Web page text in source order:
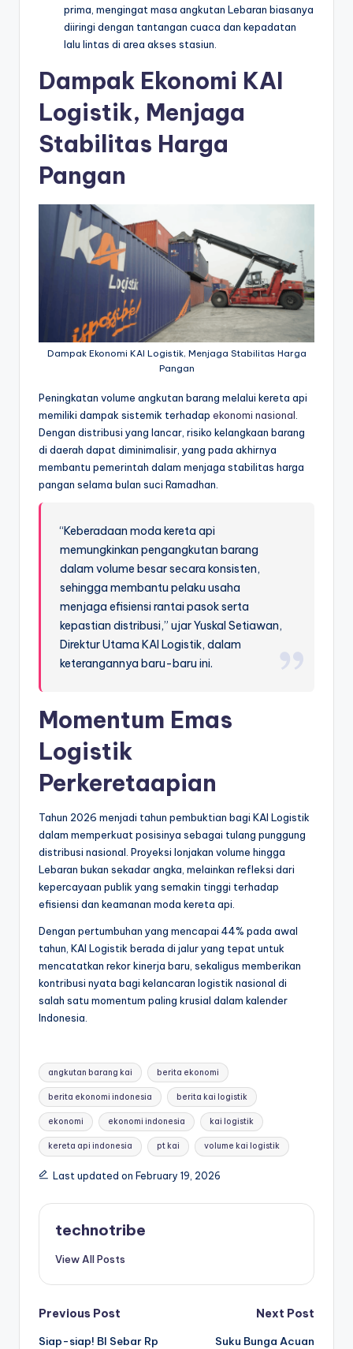
prima, mengingat masa angkutan Lebaran biasanya
diiringi dengan tantangan cuaca dan kepadatan
lalu lintas di area akses stasiun.
Dampak Ekonomi KAI
Logistik, Menjaga
Stabilitas Harga
Pangan
Dampak Ekonomi KAI Logistik, Menjaga Stabilitas Harga
Pangan
Peningkatan volume angkutan barang melalui kereta api
memiliki dampak sistemik terhadap ekonomi nasional
Dengan distribusi yang lancar, risiko kelangkaan barang
di daerah dapat diminimalisir, yang pada akhirnya
membantu pemerintah dalam menjaga stabilitas harga
pangan selama bulan suci Ramadhan.
“Keberadaan moda kereta api
memungkinkan pengangkutan barang
dalam volume besar secara konsisten,
sehingga membantu pelaku usaha
menjaga efisiensi rantai pasok serta
kepastian distribusi,” ujar Yuskal Setiawan,
Direktur Utama KAI Logistik, dalam
keterangannya baru-baru ini.
Momentum Emas
Logistik
Perkeretaapian
Tahun 2026 menjadi tahun pembuktian bagi KAI Logistik
dalam memperkuat posisinya sebagai tulang punggung
distribusi nasional. Proyeksi lonjakan volume hingga
Lebaran bukan sekadar angka, melainkan refleksi dari
kepercayaan publik yang semakin tinggi terhadap
efisiensi dan keamanan moda kereta api.
Dengan pertumbuhan yang mencapai 44% pada awal
tahun, KAI Logistik berada di jalur yang tepat untuk
mencatatkan rekor kinerja baru, sekaligus memberikan
kontribusi nyata bagi kelancaran logistik nasional di
salah satu momentum paling krusial dalam kalender
Indonesia.
Tags:
angkutan barang kai berita ekonomi
berita ekonomi indonesia berita kai logistik
ekonomi ekonomi indonesia kai logistik
kereta api indonesia pt kai volume kai logistik
Last updated on February 19, 2026
technotribe
View All Posts
Post
Previous Post
Siap-siap! BI Sebar Rp
Next Post
Suku Bunga Acuan